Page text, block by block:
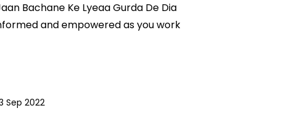
Bachane Ke Lyeaa Gurda De Dia
and empowered as you work
Sep 2022